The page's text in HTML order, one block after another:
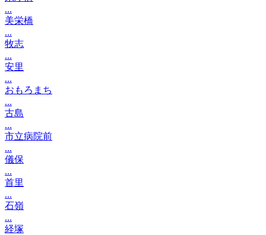
...
美栄橋
...
牧志
...
安里
...
おもろまち
...
古島
...
市立病院前
...
儀保
...
首里
...
石嶺
...
経塚